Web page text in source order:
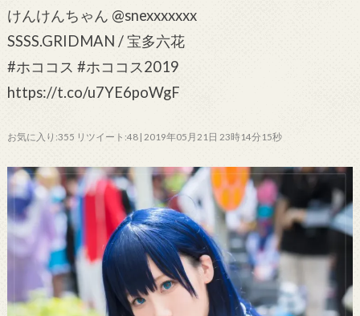
けんけんちゃん @snexxxxxxx
SSSS.GRIDMAN / 宝多六花
#ホココス #ホココス2019
https://t.co/u7YE6poWgF
お気に入り:355 リツイート:48 | 2019年05月21日 23時14分15秒